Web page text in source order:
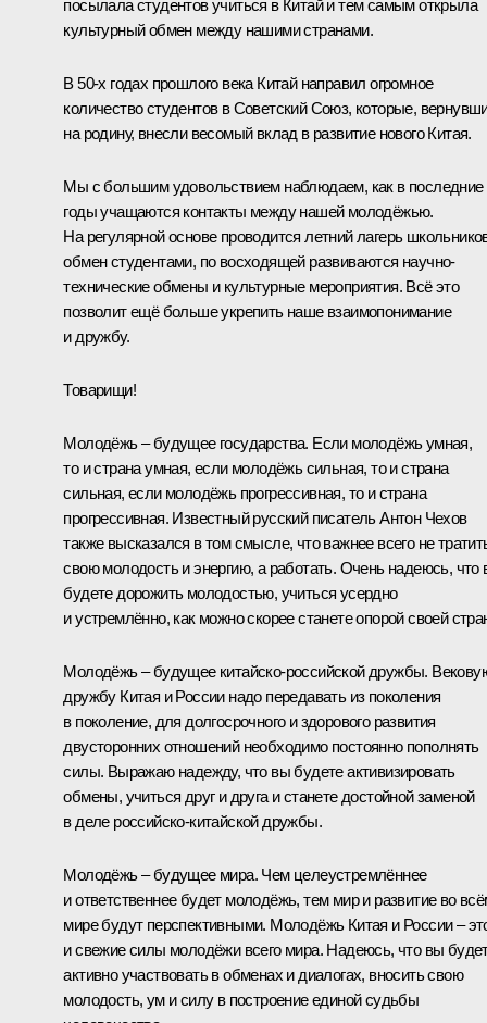
посылала студентов учиться в Китай и тем самым открыла
культурный обмен между нашими странами.
В 50‑х годах прошлого века Китай направил огромное
количество студентов в Советский Союз, которые,
на родину, внесли весомый вклад в развитие нового Китая.
Мы с большим удовольствием наблюдаем, как в последние
годы учащаются контакты между нашей молодёжью.
На регулярной основе проводится летний лагерь
обмен студентами, по восходящей развиваются научно-
технические обмены и культурные мероприятия. Всё это
позволит ещё больше укрепить наше взаимопонимание
и дружбу.
Товарищи!
Молодёжь – будущее государства. Если молодёжь умная,
то и страна умная, если молодёжь сильная, то и страна
сильная, если молодёжь прогрессивная, то и страна
прогрессивная. Известный русский писатель Антон Чехов
также высказался в том смысле, что важнее всего не
свою молодость и энергию, а работать. Очень надеюсь, что
будете дорожить молодостью, учиться усердно
и устремлённо, как можно скорее станете опорой своей
Молодёжь – будущее китайско-российской дружбы.
дружбу Китая и России надо передавать из поколения
в поколение, для долгосрочного и здорового развития
двусторонних отношений необходимо постоянно пополнять
силы. Выражаю надежду, что вы будете активизировать
обмены, учиться друг и друга и станете достойной заменой
в деле российско-китайской дружбы.
Молодёжь – будущее мира. Чем целеустремлённее
и ответственнее будет молодёжь, тем мир и развитие во
мире будут перспективными. Молодёжь Китая и России –
и свежие силы молодёжи всего мира. Надеюсь, что вы
активно участвовать в обменах и диалогах, вносить свою
молодость, ум и силу в построение единой судьбы